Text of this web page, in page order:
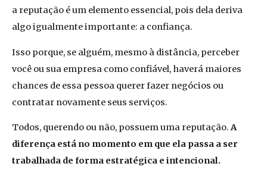
a reputação é um elemento essencial, pois dela deriva
algo igualmente importante: a confiança.
Isso porque, se alguém, mesmo à distância, perceber
você ou sua empresa como confiável, haverá maiores
chances de essa pessoa querer fazer negócios ou
contratar novamente seus serviços.
Todos, querendo ou não, possuem uma reputação.A
diferença está no momento em que ela passa a ser
trabalhada de forma estratégica e intencional.